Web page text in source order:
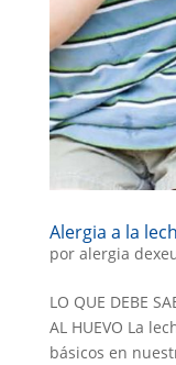
Alergia a la
por alergia
LO QUE DEBE
AL HUEVO La
básicos en